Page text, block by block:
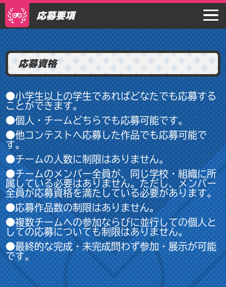
応募要項
応募資格
●小学生以上の学生であればどなたでも応募する
ことができます。
●個人・チームどちらでも応募可能です。
●他コンテストへ応募した作品でも応募可能で
す。
●チームの人数に制限はありません。
●チームのメンバー全員が、同じ学校・組織に所
属している必要はありません。ただし、メンバー
全員が応募資格を満たしている必要があります。
●応募作品数の制限はありません。
●複数チームへの参加ならびに並行しての個人と
しての応募についても制限はありません。
●最終的な完成・未完成問わず参加・展示が可能
です。